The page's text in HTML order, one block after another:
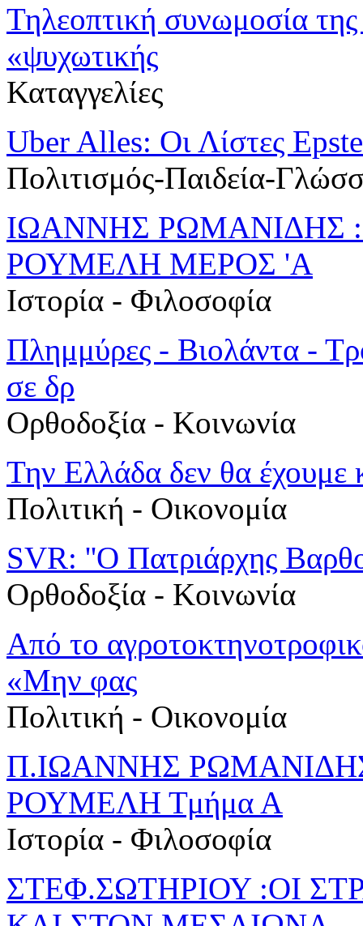
Τηλεοπτική συνωμοσία
«ψυχωτικής
Καταγγελίες
Uber Alles: Οι Λίστες
Πολιτισμός-Παιδεία-
ΙΩΑΝΝΗΣ ΡΩΜΑΝΙΔΗΣ
ΡΟΥΜΕΛΗ ΜΕΡΟΣ 'Α
Ιστορία - Φιλοσοφία
Πλημμύρες - Βιολάντα -
σε δρ
Ορθοδοξία - Κοινωνία
Την Ελλάδα δεν θα έχουμε
Πολιτική - Oικονομία
SVR: ''Ο Πατριάρχης
Ορθοδοξία - Κοινωνία
Από το
«Μην φας
Πολιτική - Oικονομία
Π.ΙΩΑΝΝΗΣ
ΡΟΥΜΕΛΗ Τμήμα Α
Ιστορία - Φιλοσοφία
ΣΤΕΦ.ΣΩΤΗΡΙΟΥ :ΟΙ